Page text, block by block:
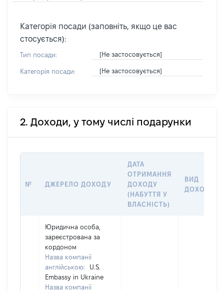
Категорія посади (заповніть, якщо це вас
стосується):
Тип посади: [Не застосовується]
Категорія посади: [Не застосовується]
2. Доходи, у тому числі подарунки
№ ДЖЕРЕЛО ДОХОДУ
ДАТА
ОТРИМАННЯ
ДОХОДУ
(НАБУТТЯ У
ВЛАСНІСТЬ)
ВИД
ДОХОДУ
Юридична особа,
зареєстрована за
кордоном
Назва компанії
англійською:
U.S.
Embassy in Ukraine
Назва компанії